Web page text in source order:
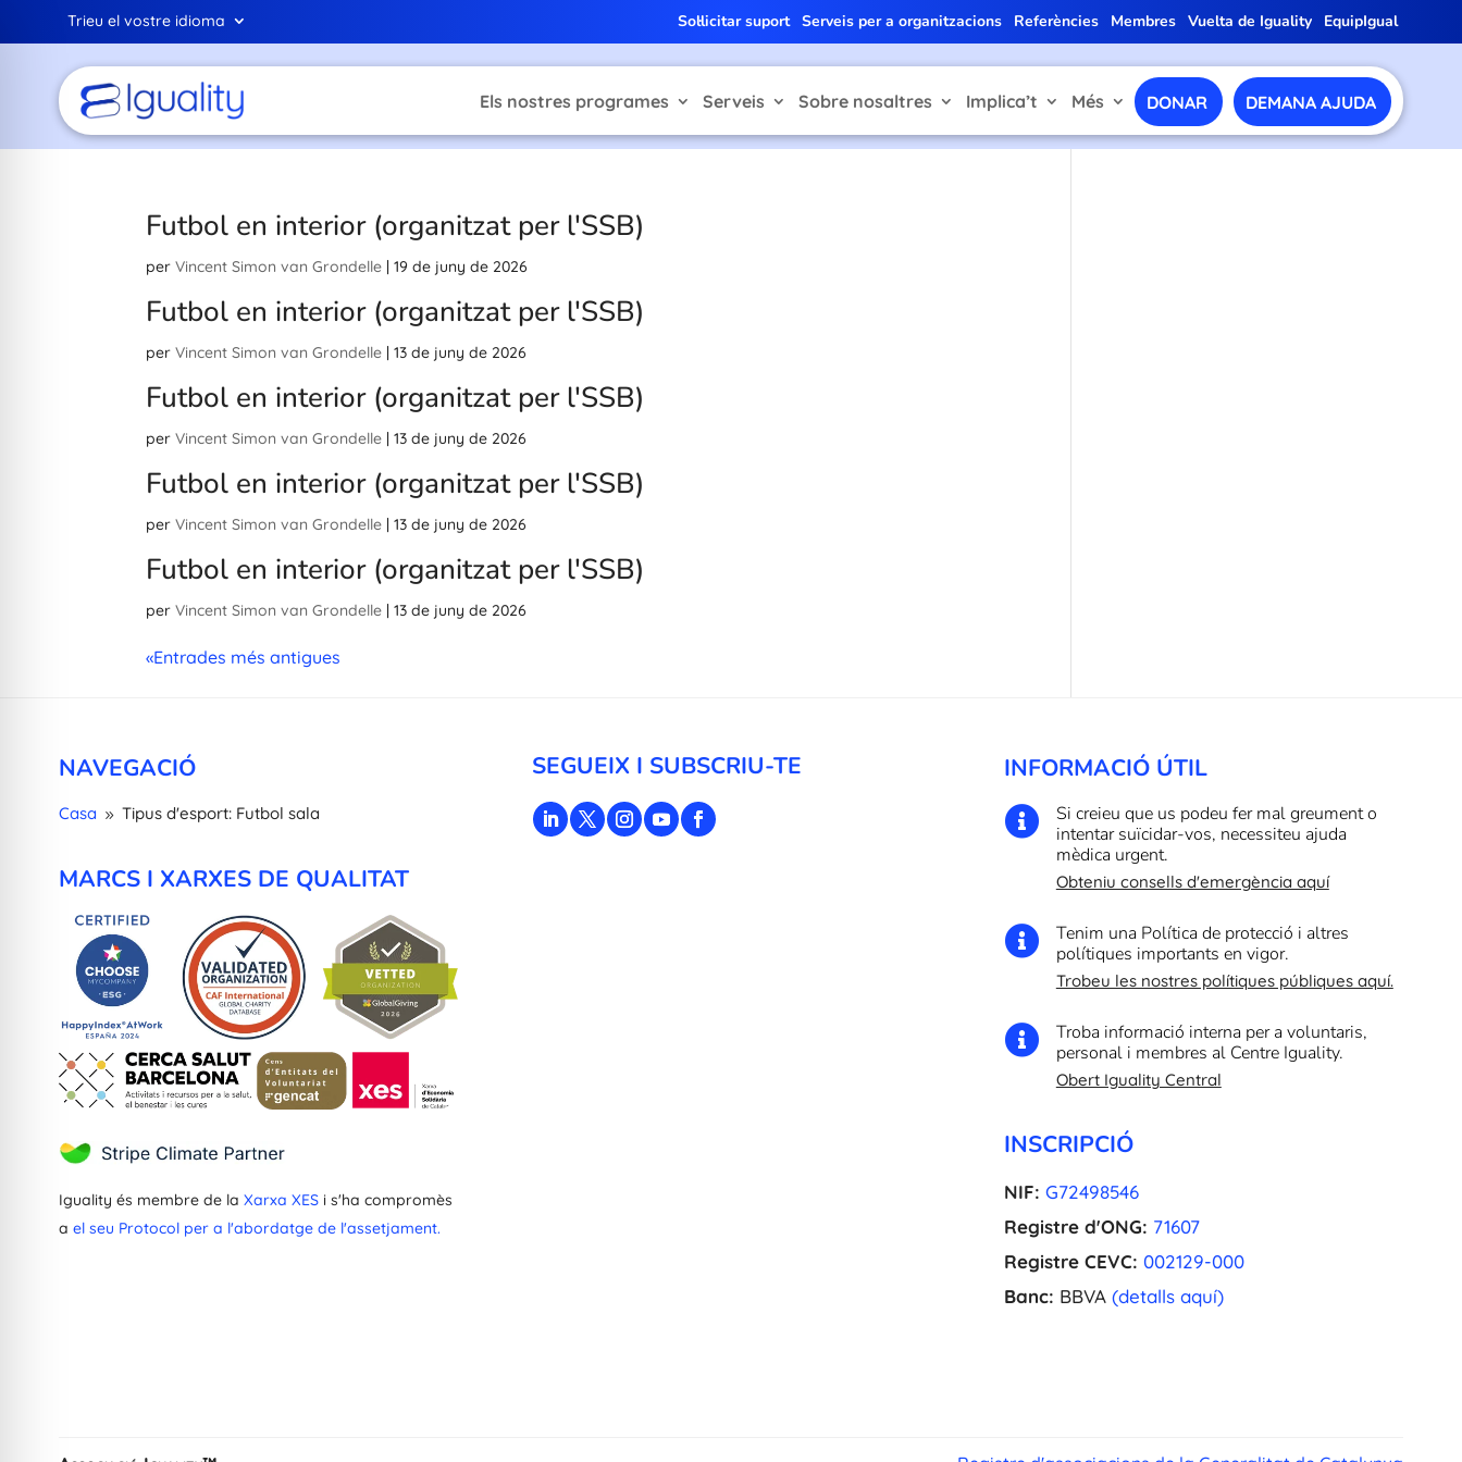
Trieu el vostre idioma Sol·licitar suport Serveis per a organitzacions Referències Membres Vuelta de Iguality EquipIgual
Els nostres programes Serveis Sobre nosaltres Implica’t Més DONAR DEMANA AJUDA
Futbol en interior (organitzat per l'SSB)
perVincent Simon van Grondelle |19 de juny de 2026
Futbol en interior (organitzat per l'SSB)
perVincent Simon van Grondelle |13 de juny de 2026
Futbol en interior (organitzat per l'SSB)
perVincent Simon van Grondelle |13 de juny de 2026
Futbol en interior (organitzat per l'SSB)
perVincent Simon van Grondelle |13 de juny de 2026
Futbol en interior (organitzat per l'SSB)
perVincent Simon van Grondelle |13 de juny de 2026
«Entrades més antigues
NAVEGACIÓ
Casa 9 Tipus d'esport: Futbol sala
MARCS I XARXES DE QUALITAT
Iguality és membre de la Xarxa XESi s'ha compromès
a el seu Protocol per a l'abordatge de l'assetjament.
SEGUEIX I SUBSCRIU-TE INFORMACIÓ ÚTIL

Si creieu que us podeu fer mal greument o
intentar suïcidar-vos, necessiteu ajuda
mèdica urgent.
Obteniu consells d'emergència aquí

Tenim una Política de protecció i altres
polítiques importants en vigor.
Trobeu les nostres polítiques públiques aquí.

Troba informació interna per a voluntaris,
personal i membres al Centre Iguality.
Obert Iguality Central
INSCRIPCIÓ
NIF: G72498546
Registre d'ONG: 71607
Registre CEVC: 002129-000
Banc: BBVA(detalls aquí)